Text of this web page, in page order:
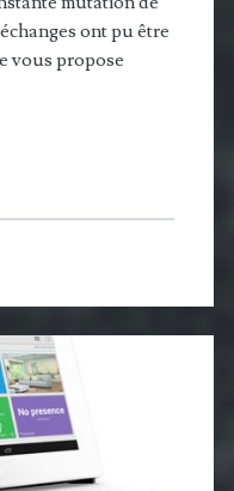
ont pu être
vous propose